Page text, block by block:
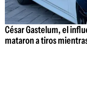
César Gastelum, el
mataron a tiros